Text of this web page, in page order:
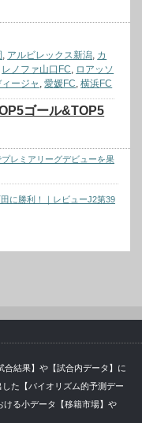
, アルビレックス新潟, カ
レノファ山口FC, ロアッソ
ージャ ,愛媛FC,横浜FC
ゴール&TOP5
レミアリーグデビューを果
に勝利！｜レビューJ2第39
結果】や【試合内データ】に
た【バイオリズム的予測デー
ける小データ【移籍市場】や